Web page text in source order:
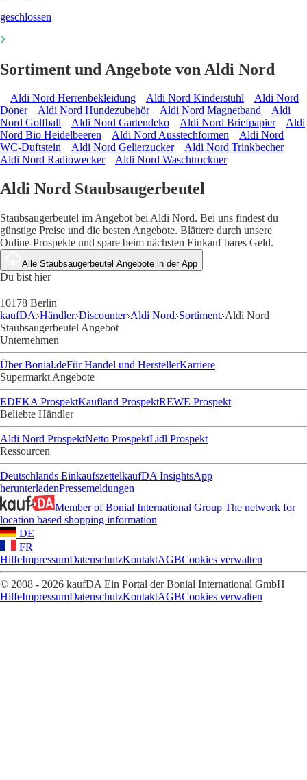
geschlossen
Sortiment und Angebote von Aldi Nord
Aldi Nord Herrenbekleidung Aldi Nord Kinderstuhl
Aldi Nord
Döner
Aldi Nord Hundezubehör Aldi Nord Magnetband
Aldi
Nord Golfball
Aldi Nord Gartendeko Aldi Nord Briefpapier
Aldi
Nord Bio Heidelbeeren
Aldi Nord Ausstechformen
Aldi Nord
WC-Duftstein
Aldi Nord Gelierzucker
Aldi Nord Trinkbecher
Aldi Nord Radiowecker
Aldi Nord Waschtrockner
Aldi Nord Staubsaugerbeutel
Staubsaugerbeutel im Angebot bei Aldi Nord. Bei uns findest du
günstige Preise und die besten Angebote. Blättere durch unsere
Online-Prospekte und spare beim nächsten Einkauf bares Geld.
Alle Staubsaugerbeutel Angebote in der App
Du bist hier
10178 Berlin
kaufDA Händler Discounter Aldi Nord Sortiment Aldi Nord
Staubsaugerbeutel Angebot
Unternehmen
Über Bonial.deFür Handel und HerstellerKarriere
Supermarkt Angebote
EDEKA ProspektKaufland ProspektREWE Prospekt
Beliebte Händler
Aldi Nord ProspektNetto ProspektLidl Prospekt
Ressourcen
Deutschlands EinkaufszettelkaufDA InsightsApp
herunterladenPressemeldungen
Member of Bonial International Group The network for
location based shopping information
DE
FR
HilfeImpressumDatenschutzKontaktAGBCookies verwalten
© 2008 - 2026 kaufDA Ein Portal der Bonial International GmbH
HilfeImpressumDatenschutzKontaktAGBCookies verwalten